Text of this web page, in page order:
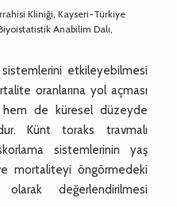
Kliniği, Kayseri-Türkiye
Anabilim Dalı,
etkileyebilmesi
oranlarına yol açması
de küresel düzeyde
Künt toraks travmalı
sistemlerinin yaş
mortaliteyi öngörmedeki
olarak değerlendirilmesi